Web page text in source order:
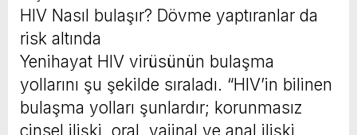
HIV Nasıl bulaşır? Dövme yaptıranlar da
risk altında
Yenihayat HIV virüsünün bulaşma
yollarını şu şekilde sıraladı. “HIV’in bilinen
bulaşma yolları şunlardır; korunmasız
cinsel ilişki, oral, vajinal ve anal ilişki,